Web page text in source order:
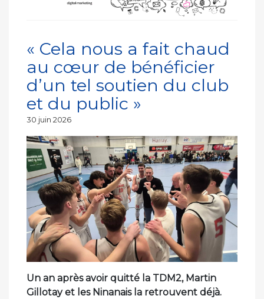
« Cela nous a fait chaud
au cœur de bénéficier
d’un tel soutien du club
et du public »
Publié
30 juin 2026
Un an après avoir quitté la TDM2, Martin
Gillotay et les Ninanais la retrouvent déjà.